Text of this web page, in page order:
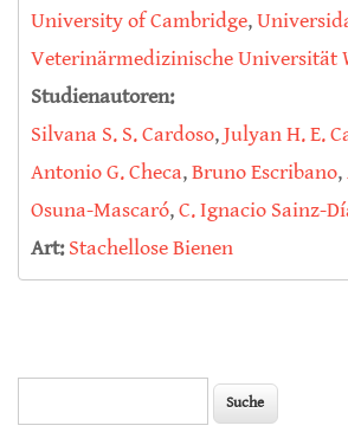
University of Cambridge,
Veterinärmedizinische Universität
Studienautoren:
Silvana S. S. Cardoso,Julyan H. E.
Antonio G. Checa,Bruno Escribano,
Osuna-Mascaró,C. Ignacio Sainz-
Art:Stachellose Bienen